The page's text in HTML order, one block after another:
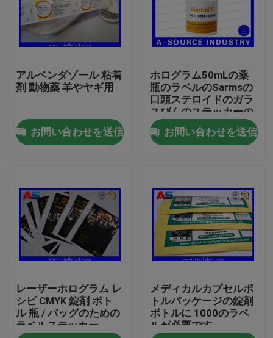
プロダクト
私達について
工場旅行
品質管理
アルベンダゾール 粘着
剤 動物薬 羊やヤギ用
お問い合わせを送信
ホログラム50mLの薬
瓶のラベルのSarmsの
口頭ステロイドのガラ
スびんのステッカーの
ラベルは/びんのラベ
ルを個人化しました
お問い合わせを送信
レーザーホログラム レ
シピ CMYK 錠剤 ボト
ル 瓶 / バッグのための
ラベルステッカー
メディカルカプセルボ
トルパッケージの錠剤
ボトルに 1000のラベ
ルが必要です